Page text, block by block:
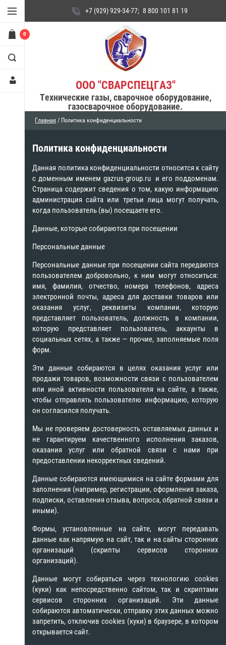
0
+7 (929) 929-34-77; 8 800 101 81 19
ООО "СВАРСПЕЦГАЗ"
Технические газы, сварочное оборудование,
газосварочное оборудование.
Главная / Политика конфиденциальности
Политика конфиденциальности
Данная политика конфиденциальности относится к сайту
с доменным именем gazrus-group.ru и его поддоменам.
Страница содержит сведения о том, какую информацию
администрация сайта или третьи лица могут получать,
когда пользователь (вы) посещаете его.
Данные, которые собираются при посещении
Персональные данные
Персональные данные при посещении сайта передаются
пользователем добровольно, к ним могут относиться:
имя, фамилия, отчество, номера телефонов, адреса
электронной почты, адреса для доставки товаров или
оказания услуг, реквизиты компании, которую
представляет пользователь, должность в компании,
которую представляет пользователь, аккаунты в
социальных сетях, а также — прочие, заполняемые поля
форм.
Эти данные собираются в целях оказания услуг или
продажи товаров, возможности связи с пользователем
или иной активности пользователя на сайте, а также,
чтобы отправлять пользователю информацию, которую
он согласился получать.
Мы не проверяем достоверность оставляемых данных и
не гарантируем качественного исполнения заказов,
оказания услуг или обратной связи с нами при
предоставлении некорректных сведений.
Данные собираются имеющимися на сайте формами для
заполнения (например, регистрации, оформления заказа,
подписки, оставления отзыва, вопроса, обратной связи и
иными).
Формы, установленные на сайте, могут передавать
данные как напрямую на сайт, так и на сайты сторонних
организаций (скрипты сервисов сторонних
организаций).
Данные могут собираться через технологию cookies
(куки) как непосредственно сайтом, так и скриптами
сервисов сторонних организаций. Эти данные
собираются автоматически, отправку этих данных можно
запретить, отключив cookies (куки) в браузере, в котором
открывается сайт.